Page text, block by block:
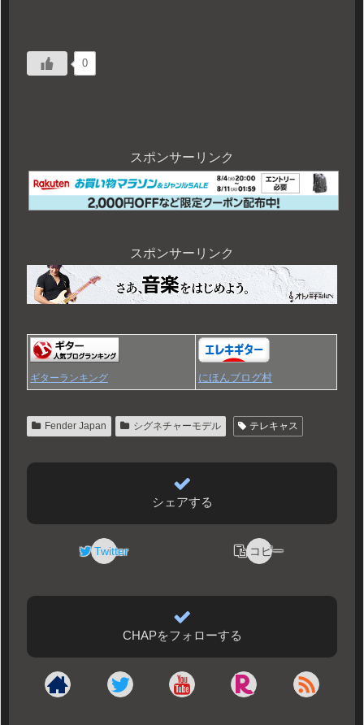
0
スポンサーリンク
スポンサーリンク
ギターランキング にほんブログ村
Fender Japan シグネチャーモデル テレキャス
シェアする
Twitter コピー
CHAPをフォローする